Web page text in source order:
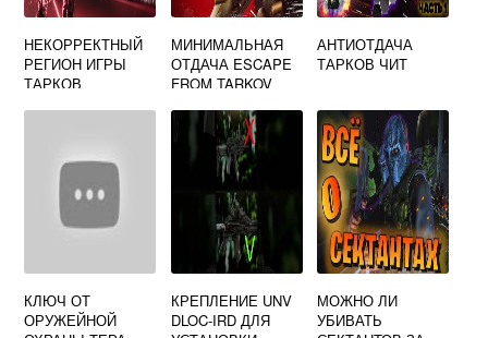
НЕКОРРЕКТНЫЙ
РЕГИОН ИГРЫ
ТАРКОВ
МИНИМАЛЬНАЯ
ОТДАЧА ESCAPE
FROM TARKOV
АНТИОТДАЧА
ТАРКОВ ЧИТ
КЛЮЧ ОТ
ОРУЖЕЙНОЙ
КРЕПЛЕНИЕ UNV
DLOC-IRD ДЛЯ
МОЖНО ЛИ
УБИВАТЬ